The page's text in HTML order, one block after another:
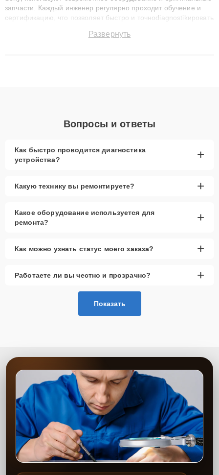
запчасти. Каждый инженер регулярно проходит обучение и
сертификацию, что позволяет быстро и точноdiagnostikировать
до 3 лет. Наши мастера решают сложные случаи: от замены
Развернуть
Вопросы и ответы
Как быстро проводится диагностика
устройства?
+
Какую технику вы ремонтируете? +
Какое оборудование используется для
ремонта?
+
Как можно узнать статус моего заказа? +
Работаете ли вы честно и прозрачно? +
Показать